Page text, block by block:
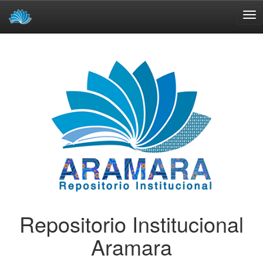
Repositorio Institucional
Aramara